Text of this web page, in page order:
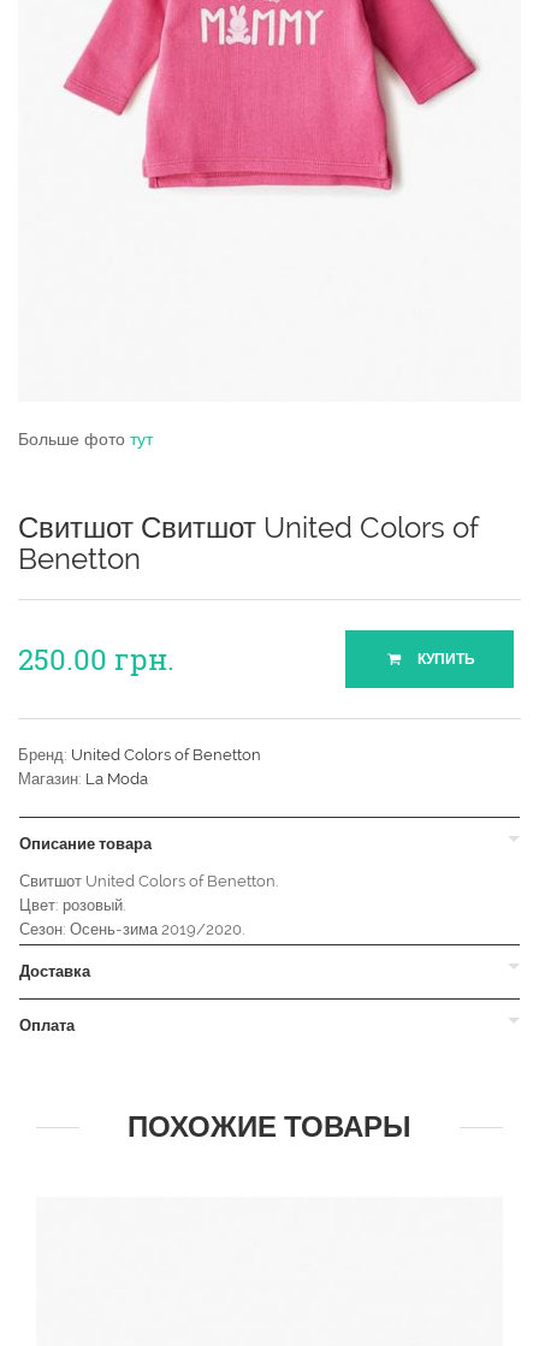
Больше фото тут
Свитшот Свитшот United Colors of
Benetton
250.00 грн. КУПИТЬ
Бренд: United Colors of Benetton
Магазин: La Moda
Описание товара
Свитшот United Colors of Benetton.
Цвет: розовый.
Сезон: Осень-зима 2019/2020.
Доставка
Оплата
ПОХОЖИЕ ТОВАРЫ